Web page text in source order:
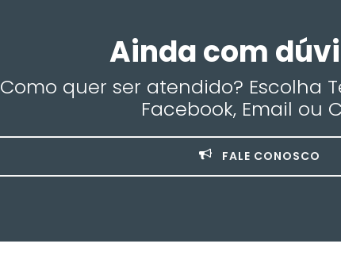
Ainda com
Como quer ser atendido? Escolha
Facebook, Email ou
FALE CONOSCO